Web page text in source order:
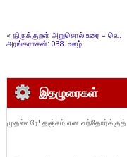
« திருக்குறள் அறுசொல் உரை – வெ.
அரங்கராசன்: 038. ஊழ்
இதழுரைகள்
முதல்வரே! தஞ்சம் என வந்தோர்க்குத்